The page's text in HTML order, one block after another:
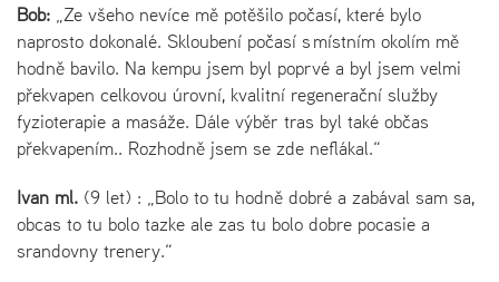
Bob: „Ze všeho nevíce mě potěšilo počasí, které bylo
naprosto dokonalé. Skloubení počasí s místním okolím mě
hodně bavilo. Na kempu jsem byl poprvé a byl jsem velmi
překvapen celkovou úrovní, kvalitní regenerační služby
fyzioterapie a masáže. Dále výběr tras byl také občas
překvapením.. Rozhodně jsem se zde neflákal.“
Ivan ml. (9 let) : „Bolo to tu hodně dobré a zabával sam sa,
obcas to tu bolo tazke ale zas tu bolo dobre pocasie a
srandovny trenery.“